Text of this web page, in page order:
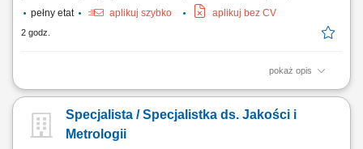
pełny etat
aplikuj szybko aplikuj bez CV
2 godz.
pokaż opis
Zakres obowiązków montaż bram przemysłowych, montaż systemów
praca zgodnie z dokumentacją techniczną, dbanie o jakość wykonania i
porządek na miejscu pracy.
Specjalista / Specjalistka ds. Jakości i
Metrologii